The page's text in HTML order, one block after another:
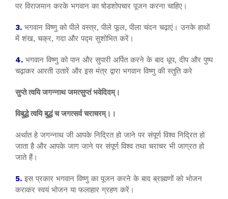
पर विराजमान करके भगवान का षोडशोपचार पूजन करना चाहिए।
3. भगवान विष्णु को पीले वस्त्र, पीले फूल, पीला चंदन चढ़ाएं। उनके हाथों
में शंख, चक्र, गदा और पद्म सुशोभित करें।
4. भगवान विष्णु को पान और सुपारी अर्पित करने के बाद धूप, दीप और पुष्प
चढ़ाकर आरती उतारें और इस मंत्र द्वारा भगवान विष्णु की स्तुति करे
सुप्ते त्वयि जगन्नाथ जमत्सुप्तं भवेदिदम्।
विबुद्धे त्वयि बुद्धं च जगत्सर्व चराचरम्।।
अर्थात हे जगन्नाथ जी आपके निद्रित हो जाने पर संपूर्ण विश्व निद्रित हो
जाता है और आपके जाग जाने पर संपूर्ण विश्व तथा चराचर भी जाग्रत हो
जाते हैं।
5. इस प्रकार भगवान विष्णु का पूजन करने के बाद ब्राह्मणों को भोजन
कराकर स्वयं भोजन या फलाहार ग्रहण करें।